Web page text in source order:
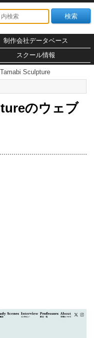
制作会社データベース
スクール情報
Tamabi Sculpture
のウェブ